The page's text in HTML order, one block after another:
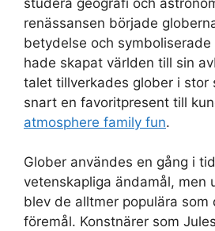
renässansen började
betydelse och
hade skapat världen till sin
talet tillverkades glober i stor
snart en favoritpresent till
atmosphere family fun.
Glober användes en gång i
vetenskapliga ändamål, men
blev de alltmer populära som
föremål. Konstnärer som